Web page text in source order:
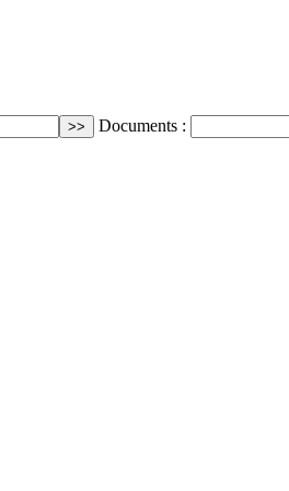
Documents :